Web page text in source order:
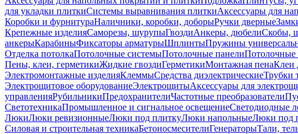
для укладки плиткиСистемы выравнивания плиткиАксессуары для
Коробки и фурнитураНаличники, коробки, доборыРучки дверные
Крепежные изделияСаморезы, шурупыГвоздиАнкеры, дюбелиСкобы,
анкерыКарабиныФиксаторы арматурыШплинтыПружины
Отделка потолкаПотолочные системыПотолочные панели
Пены, клеи, герметикиЖидкие гвоздиГерметикиМонтажная пенаКлеи
Электромонтажные изделияКлеммыСредства диэлектрическиеТрубки
Электрощитовое оборудованиеЭлектрощитыАксессуары для
управленияРубильникиПредохранителиЧастотные преобразователи
СветотехникаПромышленное и сигнальное освещениеСветодиодные
ЛюкиЛюки ревизионныеЛюки под плиткуЛюки напольныеЛюки под
Силовая и строительная техникаБетоносмесителиГенераторыТали,